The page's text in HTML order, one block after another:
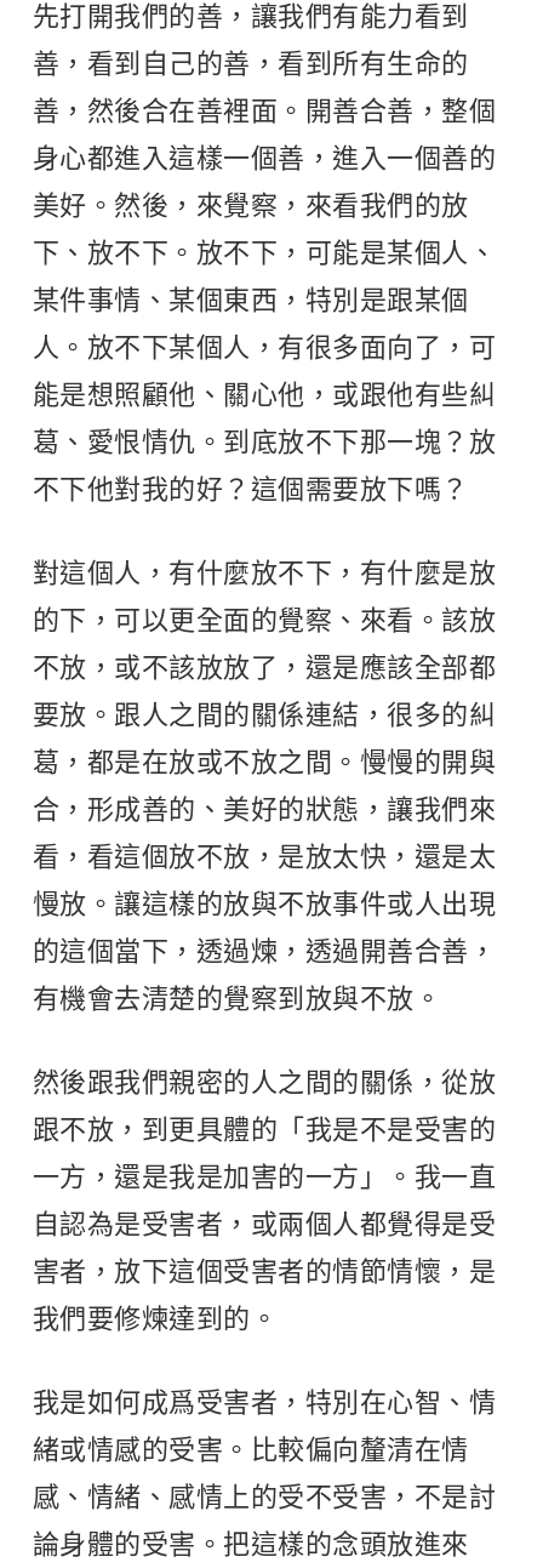
先打開我們的善，讓我們有能力看到
善，看到自己的善，看到所有生命的
善，然後合在善裡面。開善合善，整個
身心都進入這樣一個善，進入一個善的
美好。然後，來覺察，來看我們的放
下、放不下。放不下，可能是某個人、
某件事情、某個東西，特別是跟某個
人。放不下某個人，有很多面向了，可
能是想照顧他、關心他，或跟他有些糾
葛、愛恨情仇。到底放不下那一塊？放
不下他對我的好？這個需要放下嗎？
對這個人，有什麼放不下，有什麼是放
的下，可以更全面的覺察、來看。該放
不放，或不該放放了，還是應該全部都
要放。跟人之間的關係連結，很多的糾
葛，都是在放或不放之間。慢慢的開與
合，形成善的、美好的狀態，讓我們來
看，看這個放不放，是放太快，還是太
慢放。讓這樣的放與不放事件或人出現
的這個當下，透過煉，透過開善合善，
有機會去清楚的覺察到放與不放。
然後跟我們親密的人之間的關係，從放
跟不放，到更具體的「我是不是受害的
一方，還是我是加害的一方」。我一直
自認為是受害者，或兩個人都覺得是受
害者，放下這個受害者的情節情懷，是
我們要修煉達到的。
我是如何成爲受害者，特別在心智、情
緒或情感的受害。比較偏向釐清在情
感、情緒、感情上的受不受害，不是討
論身體的受害。把這樣的念頭放進來